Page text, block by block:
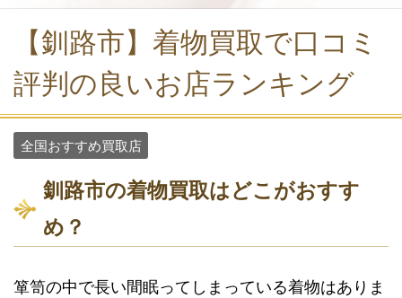
【釧路市】着物買取で口コミ
評判の良いお店ランキング
全国おすすめ買取店
釧路市の着物買取はどこがおすす
め？
箪笥の中で長い間眠ってしまっている着物はありま